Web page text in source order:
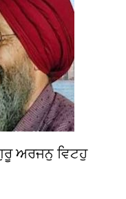
ਅਰਜਨੁ ਵਿਟਹੁ